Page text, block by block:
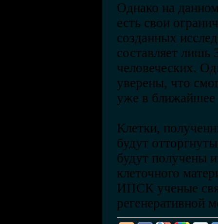
Однако на
есть свои
созданных
составляет лишь
человеческих.
уверены, что
уже в ближайшее
Клетки,
будут
будут получены
клеточного
ИПСК ученые
регенеративной